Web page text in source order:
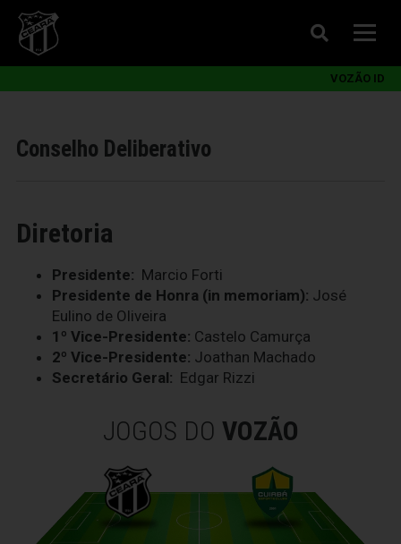
VOZÃO ID
Conselho Deliberativo
Diretoria
Presidente: Marcio Forti
Presidente de Honra (in memoriam): José
Eulino de Oliveira
1º Vice-Presidente: Castelo Camurça
2º Vice-Presidente: Joathan Machado
Secretário Geral: Edgar Rizzi
JOGOS DO VOZÃO